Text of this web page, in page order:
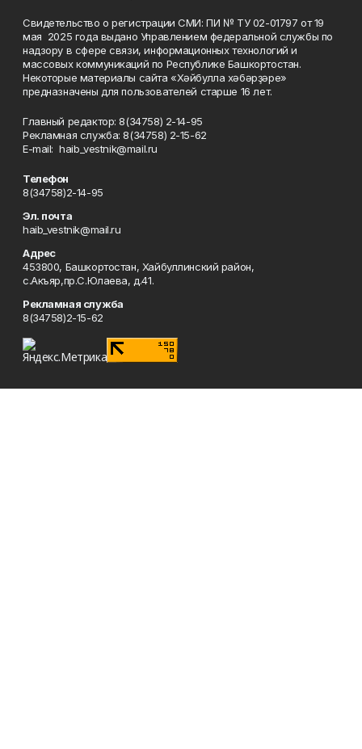
Свидетельство о регистрации СМИ: ПИ № ТУ 02-01797 от 19
мая 2025 года выдано Управлением федеральной службы по
надзору в сфере связи, информационных технологий и
массовых коммуникаций по Республике Башкортостан.
Некоторые материалы сайта «Хәйбулла хәбәрҙәре»
предназначены для пользователей старше 16 лет.
Главный редактор: 8(34758) 2-14-95
Рекламная служба: 8(34758) 2-15-62
Е-mаil: haib_vestnik@mail.ru
Телефон
8(34758)2-14-95
Эл. почта
haib_vestnik@mail.ru
Адрес
453800, Башкортостан, Хайбуллинский район,
с.Акъяр,пр.С.Юлаева, д.41.
Рекламная служба
8(34758)2-15-62